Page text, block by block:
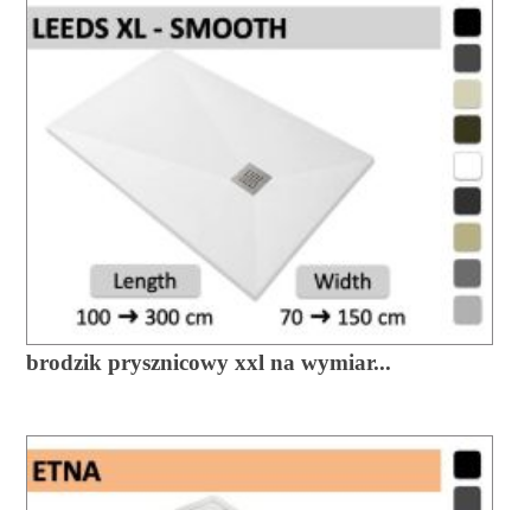
brodzik prysznicowy xxl na wymiar...